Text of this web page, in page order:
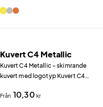
Kuvert C4 Metallic
Kuvert C4 Metallic – skimrande
kuvert med logotyp Kuvert C4
130 g/m² (guld eller silver) fångar
Från 10,30 kr